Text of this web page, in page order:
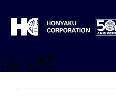
セミナー/資料
お問い合わせ